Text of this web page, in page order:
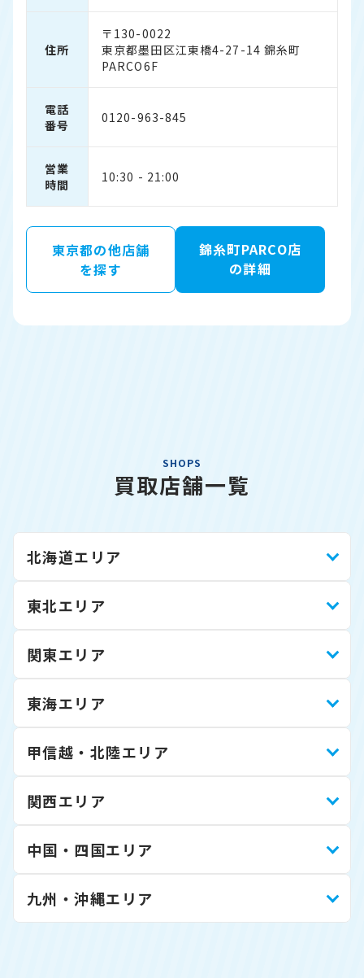
住所
〒130-0022
東京都墨田区江東橋4-27-14 錦糸町
PARCO6F
電話
番号
0120-963-845
営業
時間
10:30 - 21:00
東京都の他店舗
を探す
錦糸町PARCO店
の詳細
SHOPS
買取店舗一覧
北海道エリア
東北エリア
関東エリア
東海エリア
甲信越・北陸エリア
関西エリア
中国・四国エリア
九州・沖縄エリア